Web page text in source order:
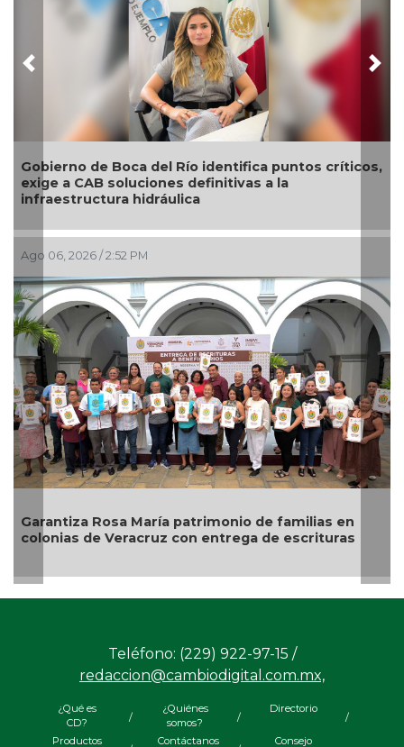
El diálogo directo define las prioridades de obras y
servicios en Xalapa a través del Día del Pueblo
Ago 06, 2026 / 2:00 PM
Descarta Nahle motivos políticos en desafuero de
alcaldes de MC
Previous
Teléfono: (229) 922-97-15 /
redaccion@cambiodigital.com.mx,
¿Qué es
CD?
/
¿Quiénes
somos?
/
Directorio
/
Productos
Contáctanos Consejo